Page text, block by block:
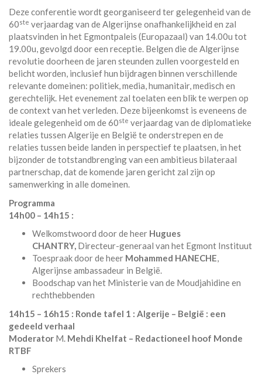
Deze conferentie wordt georganiseerd ter gelegenheid van de
60ste verjaardag van de Algerijnse onafhankelijkheid en zal
plaatsvinden in het Egmontpaleis (Europazaal) van 14.00u tot
19.00u, gevolgd door een receptie. Belgen die de Algerijnse
revolutie doorheen de jaren steunden zullen voorgesteld en
belicht worden, inclusief hun bijdragen binnen verschillende
relevante domeinen: politiek, media, humanitair, medisch en
gerechtelijk. Het evenement zal toelaten een blik te werpen op
de context van het verleden. Deze bijeenkomst is eveneens de
ideale gelegenheid om de 60ste verjaardag van de diplomatieke
relaties tussen Algerije en België te onderstrepen en de
relaties tussen beide landen in perspectief te plaatsen, in het
bijzonder de totstandbrenging van een ambitieus bilateraal
partnerschap, dat de komende jaren gericht zal zijn op
samenwerking in alle domeinen.
Programma
14h00 – 14h15 :
Welkomstwoord door de heer Hugues
CHANTRY, Directeur-generaal van het Egmont Instituut
Toespraak door de heer Mohammed HANECHE,
Algerijnse ambassadeur in België.
Boodschap van het Ministerie van de Moudjahidine en
rechthebbenden
14h15 – 16h15 : Ronde tafel 1 : Algerije – België : een
gedeeld verhaal
Moderator M. Mehdi Khelfat – Redactioneel hoof Monde
RTBF
Sprekers